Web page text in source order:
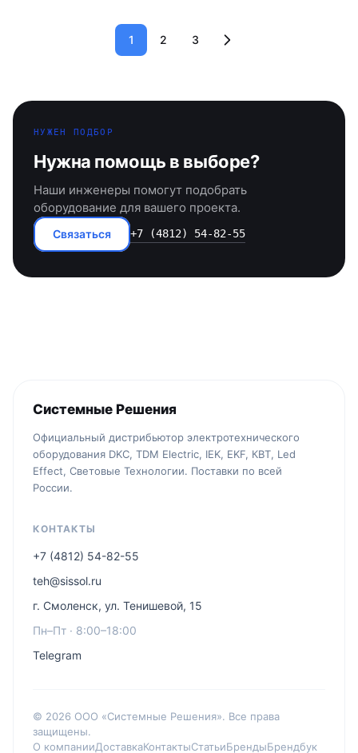
1 2 3
НУЖЕН ПОДБОР
Нужна помощь в выборе?
Наши инженеры помогут подобрать
оборудование для вашего проекта.
Связаться +7 (4812) 54-82-55
Системные Решения
Официальный дистрибьютор электротехнического
оборудования DKC, TDM Electric, IEK, EKF, КВТ, Led
Effect, Световые Технологии. Поставки по всей
России.
КОНТАКТЫ
+7 (4812) 54-82-55
teh@sissol.ru
г. Смоленск, ул. Тенишевой, 15
Пн–Пт · 8:00–18:00
Telegram
© 2026 ООО «Системные Решения». Все права
защищены.
О компанииДоставкаКонтактыСтатьиБрендыБрендбук